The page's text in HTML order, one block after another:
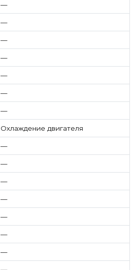
—
—
—
—
—
—
—
Охлаждение двигателя
—
—
—
—
—
—
—